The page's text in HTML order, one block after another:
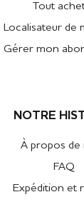
Tout
Localisateur de
Gérer mon
NOTRE
À propos de
FAQ
Expédition et